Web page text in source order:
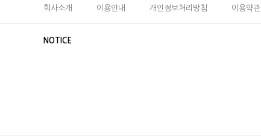
회사소개 이용안내 개인정보처리방침 이용약관
NOTICE